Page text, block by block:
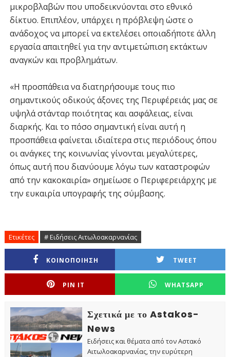
μικροβλαβών που υποδεικνύονται στο εθνικό
δίκτυο. Επιπλέον, υπάρχει η πρόβλεψη ώστε ο
ανάδοχος να μπορεί να εκτελέσει οποιαδήποτε άλλη
εργασία απαιτηθεί για την αντιμετώπιση εκτάκτων
αναγκών και προβλημάτων.
«Η προσπάθεια να διατηρήσουμε τους πιο
σημαντικούς οδικούς άξονες της Περιφέρειάς μας σε
υψηλά στάνταρ ποιότητας και ασφάλειας, είναι
διαρκής. Και το πόσο σημαντική είναι αυτή η
προσπάθεια φαίνεται ιδιαίτερα στις περιόδους όπου
οι ανάγκες της κοινωνίας γίνονται μεγαλύτερες,
όπως αυτή που διανύουμε λόγω των καταστροφών
από την κακοκαιρία» σημείωσε ο Περιφερειάρχης με
την ευκαιρία υπογραφής της σύμβασης.
Ετικέτες # Ειδήσεις Αιτωλοακαρνανίας
ΚΟΙΝΟΠΟΙΗΣΗ TWEET
PIN IT WHATSAPP
Σχετικά με το Astakos-
News
Ειδήσεις και θέματα από τον Αστακό
Αιτωλοακαρνανίας, την ευρύτερη